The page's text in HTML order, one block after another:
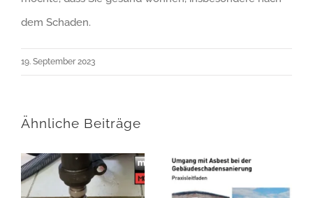
dem Schaden.
19. September 2023
Ähnliche Beiträge